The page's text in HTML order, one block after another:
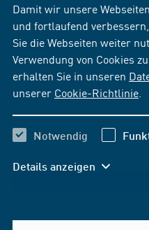
Damit wir unsere
und fortlaufend
Sie die Webseiten weiter
Verwendung von Cookies
erhalten Sie in unseren
unserer Cookie-Richtlinie
Notwendig
Details anzeigen